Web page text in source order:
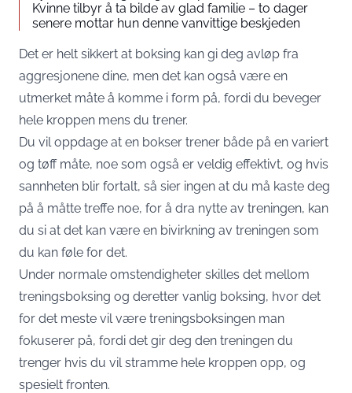
Kvinne tilbyr å ta bilde av glad familie – to dager
senere mottar hun denne vanvittige beskjeden
Det er helt sikkert at boksing kan gi deg avløp fra
aggresjonene dine, men det kan også være en
utmerket måte å komme i form på, fordi du beveger
hele kroppen mens du trener.
Du vil oppdage at en bokser trener både på en variert
og tøff måte, noe som også er veldig effektivt, og hvis
sannheten blir fortalt, så sier ingen at du må kaste deg
på å måtte treffe noe, for å dra nytte av treningen, kan
du si at det kan være en bivirkning av treningen som
du kan føle for det.
Under normale omstendigheter skilles det mellom
treningsboksing og deretter vanlig boksing, hvor det
for det meste vil være treningsboksingen man
fokuserer på, fordi det gir deg den treningen du
trenger hvis du vil stramme hele kroppen opp, og
spesielt fronten.